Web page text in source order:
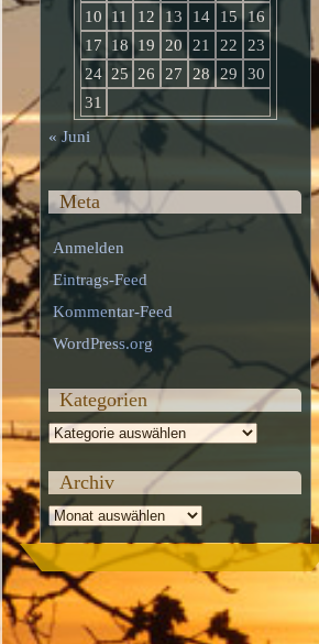
10
11 12 13 14 15 16
17
18 19 20 21 22
23
24 25 26 27 28 29
30
31
« Juni
Meta
Anmelden
Eintrags-Feed
Kommentar-Feed
WordPress.org
Kategorien
Kategorien
Archiv
Archiv